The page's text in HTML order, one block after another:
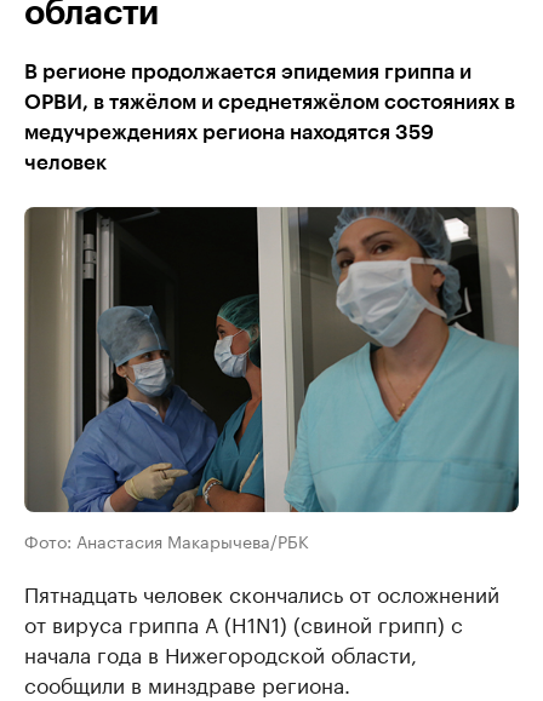
области
В регионе продолжается эпидемия гриппа и
ОРВИ, в тяжёлом и среднетяжёлом состояниях в
медучреждениях региона находятся 359
человек
Фото: Анастасия Макарычева/РБК
Пятнадцать человек скончались от осложнений
от вируса гриппа А (H1N1) (свиной грипп) с
начала года в Нижегородской области,
сообщили в минздраве региона.